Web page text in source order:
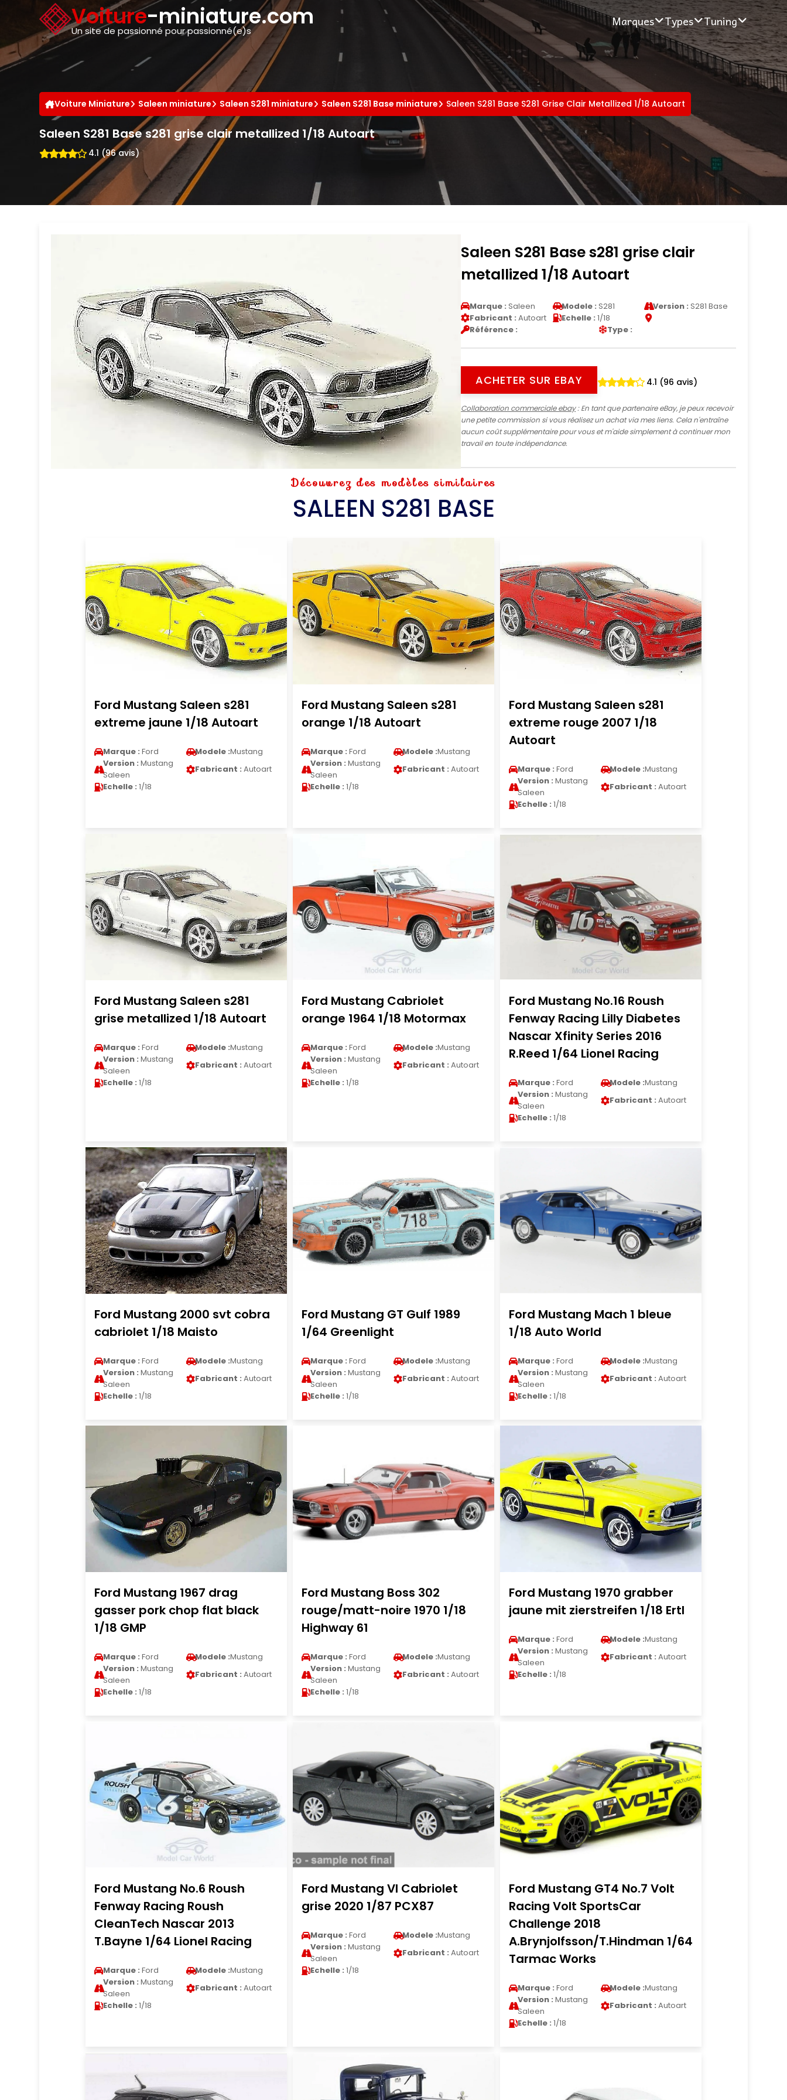
Voiture-miniature.com
Un site de passionné pour passionné(e)s
Marques Types Tuning
Voiture Miniature Saleen miniature Saleen S281 miniature Saleen S281 Base miniature Saleen S281 Base S281 Grise Clair Metallized 1/18 Autoart
Saleen S281 Base s281 grise clair metallized 1/18 Autoart
4.1 (96 avis)
Saleen S281 Base s281 grise clair
metallized 1/18 Autoart
Marque : Saleen Modele : S281 Version : S281 Base
Fabricant : Autoart Echelle : 1/18
Référence :
Type :
ACHETER SUR EBAY 4.1 (96 avis)
Collaboration commerciale ebay: En tant que partenaire eBay, je peux recevoir
une petite commission si vous réalisez un achat via mes liens. Cela n'entraîne
aucun coût supplémentaire pour vous et m'aide simplement à continuer mon
travail en toute indépendance.
Découvrez des modèles similaires
SALEEN S281 BASE
Ford Mustang Saleen s281
extreme jaune 1/18 Autoart
Marque : Ford Modele :Mustang
Version : Mustang
Saleen
Fabricant : Autoart
Echelle : 1/18
Ford Mustang Saleen s281
orange 1/18 Autoart
Marque : Ford Modele :Mustang
Version : Mustang
Saleen
Fabricant : Autoart
Echelle : 1/18
Ford Mustang Saleen s281
extreme rouge 2007 1/18
Autoart
Marque : Ford Modele :Mustang
Version : Mustang
Saleen
Fabricant : Autoart
Echelle : 1/18
Ford Mustang Saleen s281
grise metallized 1/18 Autoart
Marque : Ford Modele :Mustang
Version : Mustang
Saleen
Fabricant : Autoart
Echelle : 1/18
Ford Mustang Cabriolet
orange 1964 1/18 Motormax
Marque : Ford Modele :Mustang
Version : Mustang
Saleen
Fabricant : Autoart
Echelle : 1/18
Ford Mustang No.16 Roush
Fenway Racing Lilly Diabetes
Nascar Xfinity Series 2016
R.Reed 1/64 Lionel Racing
Marque : Ford Modele :Mustang
Version : Mustang
Saleen
Fabricant : Autoart
Echelle : 1/18
Ford Mustang 2000 svt cobra
cabriolet 1/18 Maisto
Marque : Ford Modele :Mustang
Version : Mustang
Saleen
Fabricant : Autoart
Echelle : 1/18
Ford Mustang GT Gulf 1989
1/64 Greenlight
Marque : Ford Modele :Mustang
Version : Mustang
Saleen
Fabricant : Autoart
Echelle : 1/18
Ford Mustang Mach 1 bleue
1/18 Auto World
Marque : Ford Modele :Mustang
Version : Mustang
Saleen
Fabricant : Autoart
Echelle : 1/18
Ford Mustang 1967 drag
gasser pork chop flat black
1/18 GMP
Marque : Ford Modele :Mustang
Version : Mustang
Saleen
Fabricant : Autoart
Echelle : 1/18
Ford Mustang Boss 302
rouge/matt-noire 1970 1/18
Highway 61
Marque : Ford Modele :Mustang
Version : Mustang
Saleen
Fabricant : Autoart
Echelle : 1/18
Ford Mustang 1970 grabber
jaune mit zierstreifen 1/18 Ertl
Marque : Ford Modele :Mustang
Version : Mustang
Saleen
Fabricant : Autoart
Echelle : 1/18
Ford Mustang No.6 Roush
Fenway Racing Roush
CleanTech Nascar 2013
T.Bayne 1/64 Lionel Racing
Marque : Ford Modele :Mustang
Version : Mustang
Saleen
Fabricant : Autoart
Echelle : 1/18
Ford Mustang VI Cabriolet
grise 2020 1/87 PCX87
Marque : Ford Modele :Mustang
Version : Mustang
Saleen
Fabricant : Autoart
Echelle : 1/18
Ford Mustang GT4 No.7 Volt
Racing Volt SportsCar
Challenge 2018
A.Brynjolfsson/T.Hindman 1/64
Tarmac Works
Marque : Ford Modele :Mustang
Version : Mustang
Saleen
Fabricant : Autoart
Echelle : 1/18
Panneau de gestion des cookies